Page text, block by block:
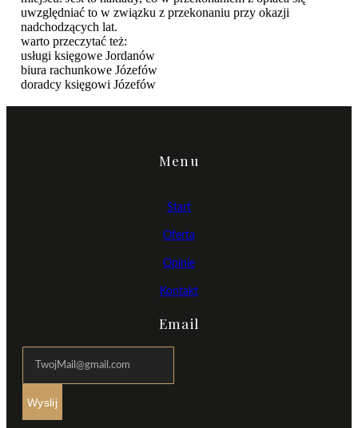
uwzględniać to w związku z przekonaniu przy okazji
nadchodzących lat.
warto przeczytać też:
usługi księgowe Jordanów
biura rachunkowe Józefów
doradcy księgowi Józefów
Menu
Start
Oferta
Opinie
Kontakt
Email
Wyslij